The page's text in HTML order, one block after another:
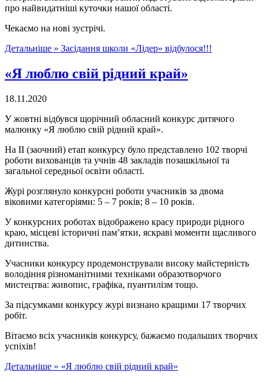
про найвидатніші куточки нашої області.
Чекаємо на нові зустрічі.
Детальніше » Засідання школи «Лідер» відбулося!!!
«Я люблю свій рідний край»
18.11.2020
У жовтні відбувся щорічний обласний конкурс дитячого
малюнку «Я люблю свій рідний край».
На ІІ (заочний) етап конкурсу було представлено 102 творчі
роботи вихованців та учнів 48 закладів позашкільної та
загальної середньої освіти області.
Журі розглянуло конкурсні роботи учасників за двома
віковими категоріями: 5 – 7 років; 8 – 10 років.
У конкурсних роботах відображено красу природи рідного
краю, місцеві історичні пам’ятки, яскраві моменти щасливого
дитинства.
Учасники конкурсу продемонстрували високу майстерність
володіння різноманітними техніками образотворчого
мистецтва: живопис, графіка, пуантилізм тощо.
За підсумками конкурсу журі визнано кращими 17 творчих
робіт.
Вітаємо всіх учасників конкурсу, бажаємо подальших творчих
успіхів!
Детальніше » «Я люблю свій рідний край»